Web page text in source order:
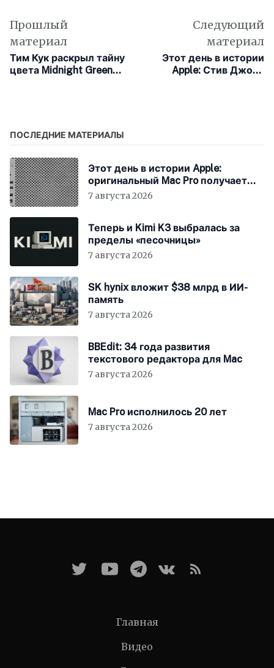
Прошлый
материал
Тим Кук раскрыл тайну
цвета Midnight Green
Следующий
материал
Этот день в истории
Apple: Стив Джобс
ПОСЛЕДНИЕ МАТЕРИАЛЫ
Этот день в истории Apple:
оригинальный Mac Pro получает
мощный процессор Intel
7 августа 2026
Теперь и Kimi K3 выбралась за
пределы «песочницы»
7 августа 2026
SK hynix вложит $38 млрд в ИИ-
память
7 августа 2026
BBEdit: 34 года развития
текстового редактора для Mac
7 августа 2026
Mac Pro исполнилось 20 лет
7 августа 2026
Главная
Видео